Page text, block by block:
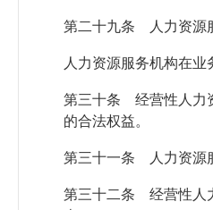
第二十九条 人力资源
人力资源服务机构在
第三十条 经营性人力
的合法权益。
第三十一条 人力资源
第三十二条 经营性人